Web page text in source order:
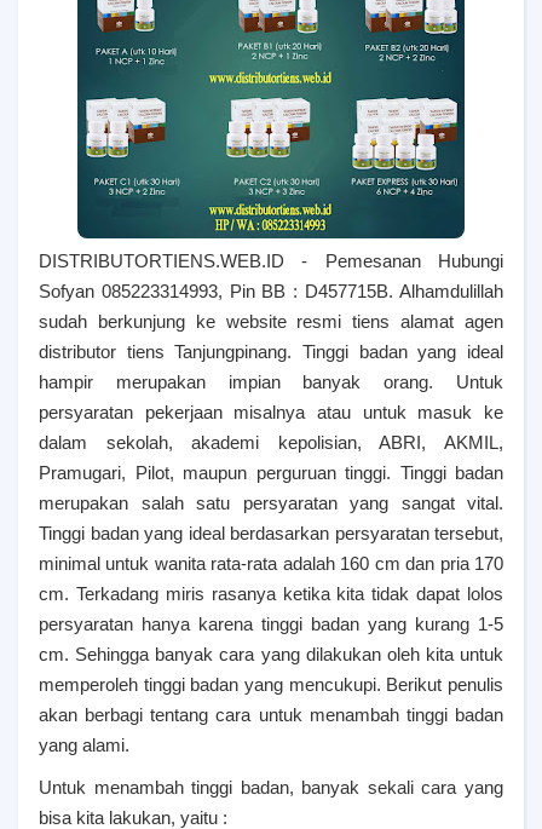
DISTRIBUTORTIENS.WEB.ID - Pemesanan Hubungi
Sofyan 085223314993, Pin BB : D457715B. Alhamdulillah
sudah berkunjung ke website resmi tiens alamat agen
distributor tiens Tanjungpinang. Tinggi badan yang ideal
hampir merupakan impian banyak orang. Untuk
persyaratan pekerjaan misalnya atau untuk masuk ke
dalam sekolah, akademi kepolisian, ABRI, AKMIL,
Pramugari, Pilot, maupun perguruan tinggi. Tinggi badan
merupakan salah satu persyaratan yang sangat vital.
Tinggi badan yang ideal berdasarkan persyaratan tersebut,
minimal untuk wanita rata-rata adalah 160 cm dan pria 170
cm. Terkadang miris rasanya ketika kita tidak dapat lolos
persyaratan hanya karena tinggi badan yang kurang 1-5
cm. Sehingga banyak cara yang dilakukan oleh kita untuk
memperoleh tinggi badan yang mencukupi. Berikut penulis
akan berbagi tentang cara untuk menambah tinggi badan
yang alami.
Untuk menambah tinggi badan, banyak sekali cara yang
bisa kita lakukan, yaitu :